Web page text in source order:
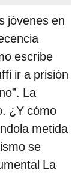
jóvenes en
escribe
ir a prisión
La
¿Y cómo
metida
se
La